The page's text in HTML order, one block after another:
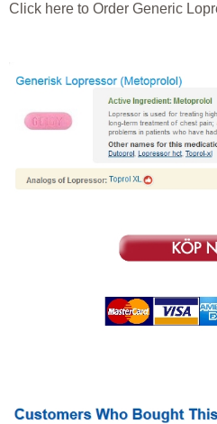
Click here to Order Generic